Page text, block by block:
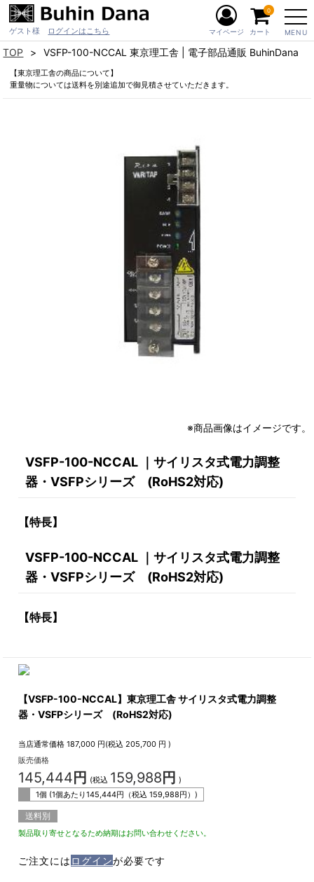
ゲスト様 ログインはこちら MENU
マイページ カート
0
TOP VSFP-100-NCCAL 東京理工舎 | 電子部品通販 BuhinDana
【東京理工舎の商品について】
重量物については送料を別途追加で御見積させていただきます。
※商品画像はイメージです。
VSFP-100-NCCAL ｜サイリスタ式電力調整
器・VSFPシリーズ (RoHS2対応)
【特長】
VSFP-100-NCCAL ｜サイリスタ式電力調整
器・VSFPシリーズ (RoHS2対応)
【特長】
【VSFP-100-NCCAL】東京理工舎 サイリスタ式電力調整
器・VSFPシリーズ (RoHS2対応)
当店通常価格 187,000 円(税込 205,700 円 )
販売価格
145,444 円 (税込 159,988 円 )
1個 (1個あたり145,444円（税込159,988円）)
送料別
製品取り寄せとなるため納期はお問い合わせください。
ご注文には ログインが必要です